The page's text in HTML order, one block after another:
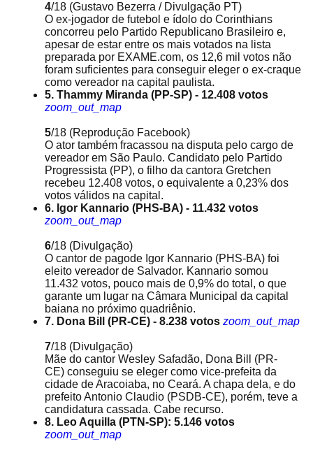
4/18 (Gustavo Bezerra / Divulgação PT)
O ex-jogador de futebol e ídolo do Corinthians
concorreu pelo Partido Republicano Brasileiro e,
apesar de estar entre os mais votados na lista
preparada por EXAME.com, os 12,6 mil votos não
foram suficientes para conseguir eleger o ex-craque
como vereador na capital paulista.
5. Thammy Miranda (PP-SP) - 12.408 votos
zoom_out_map
5/18 (Reprodução Facebook)
O ator também fracassou na disputa pelo cargo de
vereador em São Paulo. Candidato pelo Partido
Progressista (PP), o filho da cantora Gretchen
recebeu 12.408 votos, o equivalente a 0,23% dos
votos válidos na capital.
6. Igor Kannario (PHS-BA) - 11.432 votos
zoom_out_map
6/18 (Divulgação)
O cantor de pagode Igor Kannario (PHS-BA) foi
eleito vereador de Salvador. Kannario somou
11.432 votos, pouco mais de 0,9% do total, o que
garante um lugar na Câmara Municipal da capital
baiana no próximo quadriênio.
7. Dona Bill (PR-CE) - 8.238 votos zoom_out_map
7/18 (Divulgação)
Mãe do cantor Wesley Safadão, Dona Bill (PR-
CE) conseguiu se eleger como vice-prefeita da
cidade de Aracoiaba, no Ceará. A chapa dela, e do
prefeito Antonio Claudio (PSDB-CE), porém, teve a
candidatura cassada. Cabe recurso.
8. Leo Aquilla (PTN-SP): 5.146 votos
zoom_out_map